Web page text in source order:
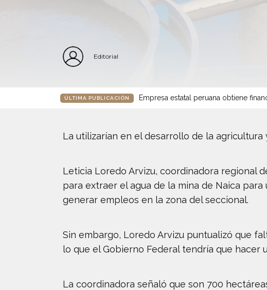
Editorial
ÚLTIMA PUBLICACIÓN Empresa estatal peruana obtiene
La utilizarían en el desarrollo de la agricultura
Leticia Loredo Arvizu, coordinadora regional
para extraer el agua de la mina de Naica
generar empleos en la zona del seccional.
Sin embargo, Loredo Arvizu puntualizó que
lo que el Gobierno Federal tendría que hacer
La coordinadora señaló que son 700